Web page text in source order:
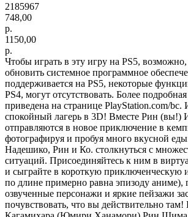
2185967
748,00
р.
1150,00
р.
Чтобы играть в эту игру на PS5, возможно,
обновить системное программное
поддерживается на PS5, некоторые
PS4, могут отсутствовать. Более
приведена на странице PlayStation.com/bc.
спокойный лагерь в 3D! Вместе Рин (вы!)
отправляются в новое приключение в
фотографируя и пробуя много вкусной
Надешико, Рин и Ко. столкнуться с
ситуаций. Присоединяйтесь к ним в
и сыграйте в короткую приключенческую
по длине примерно равна эпизоду аниме),
озвученные персонажи и яркие пейзажи
почувствовать, что вы действительно